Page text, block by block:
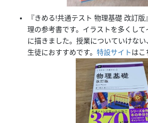
『きめる!共通テスト 物理基礎 改訂
理の参考書です。イラストを多くして
に描きました。授業についていけな
生徒におすすめです。 特設サイトはこ